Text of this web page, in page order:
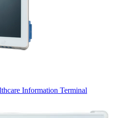
Information Terminal